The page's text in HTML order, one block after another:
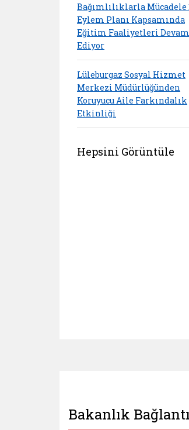
Bağımlılıklarla Mücadele
Eylem Planı Kapsamında
Eğitim Faaliyetleri Devam
Ediyor
Lüleburgaz Sosyal Hizmet
Merkezi Müdürlüğünden
Koruyucu Aile Farkındalık
Etkinliği
Hepsini Görüntüle
Bakanlık